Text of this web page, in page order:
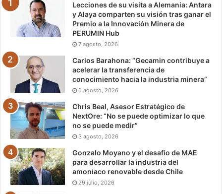
Lecciones de su visita a Alemania: Antara
y Alaya comparten su visión tras ganar el
Premio a la Innovación Minera de
PERUMIN Hub
7 agosto, 2026
Carlos Barahona: “Gecamin contribuye a
acelerar la transferencia de
conocimiento hacia la industria minera”
5 agosto, 2026
Chris Beal, Asesor Estratégico de
NextOre: “No se puede optimizar lo que
no se puede medir”
3 agosto, 2026
Gonzalo Moyano y el desafío de MAE
para desarrollar la industria del
amoníaco renovable desde Chile
29 julio, 2026